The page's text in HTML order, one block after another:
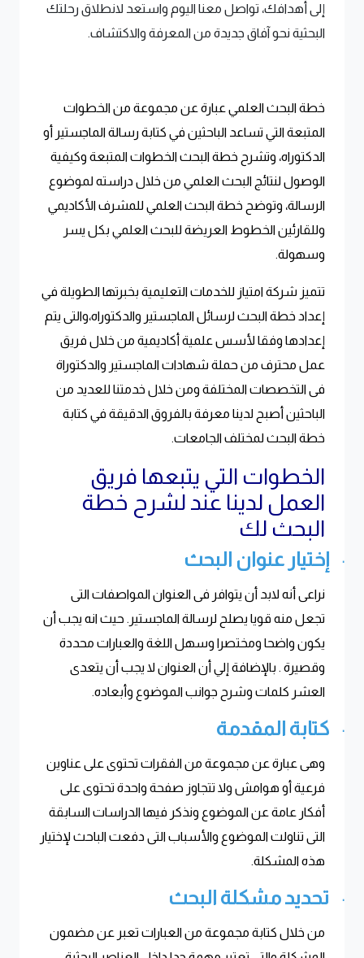
إلى أهدافك، تواصل معنا اليوم واستعد لانطلاق رحلتك
البحثية نحو آفاق جديدة من المعرفة والاكتشاف.
خطة البحث العلمي عبارة عن مجموعة من الخطوات
المتبعة التي تساعد الباحثين في كتابة رسالة الماجستير أو
الدكتوراه، وتشرح خطة البحث الخطوات المتبعة وكيفية
الوصول لنتائج البحث العلمي من خلال دراسته لموضوع
الرسالة، وتوضح خطة البحث العلمي للمشرف الأكاديمي
وللقارئين الخطوط العريضة للبحث العلمي بكل يسر
وسهولة.
تتميز شركة امتياز للخدمات التعليمية بخبرتها الطويلة في
إعداد خطة البحث لرسائل الماجستير والدكتوراه،والتى يتم
إعدادها وفقا لأسس علمية أكاديمية من خلال فريق
عمل محترف من حملة شهادات الماجستير والدكتوراة
فى التخصصات المختلفة ومن خلال خدمتنا للعديد من
الباحثين أصبح لدينا معرفة بالفروق الدقيقة في كتابة
خطة البحث لمختلف الجامعات.
الخطوات التي يتبعها فريق
العمل لدينا عند لشرح خطة
البحث لك
· إختيار عنوان البحث
نراعى أنه لابد أن يتوافر فى العنوان المواصفات التى
تجعل منه قويا يصلح لرسالة الماجستير. حيث انه يجب أن
يكون واضحا ومختصرا وسهل اللغة والعبارات محددة
وقصيرة . بالإضافة إلي أن العنوان لا يجب أن يتعدى
العشر كلمات وشرح جوانب الموضوع وأبعاده.
· كتابة المقدمة
وهى عبارة عن مجموعة من الفقرات تحتوى على عناوين
فرعية أو هوامش ولا تتجاوز صفحة واحدة تحتوى على
أفكار عامة عن الموضوع ونذكر فيها الدراسات السابقة
التى تناولت الموضوع والأسباب التى دفعت الباحث لإختيار
هذه المشكلة.
· تحديد مشكلة البحث
من خلال كتابة مجموعة من العبارات تعبر عن مضمون